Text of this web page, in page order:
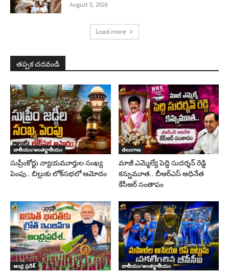
August 5, 2026
Load more
తప్పక చదవండి
జాతీయం/అంతర్జాతీయం
సుప్రీంకోర్టు న్యాయమూర్తుల సంఖ్య
పెంపు.. బిల్లుకు లోక్‌సభలో ఆమోదం
తెలంగాణ
మాజీ ఎమ్మెల్యే పెద్ది సుదర్శన్ రెడ్డి
కన్నుమూత.. బీఆర్ఎస్ అధినేత
కేసీఆర్ సంతాపం
ఆంధ్ర ప్రదేశ్ జాతీయం/అంతర్జాతీయం